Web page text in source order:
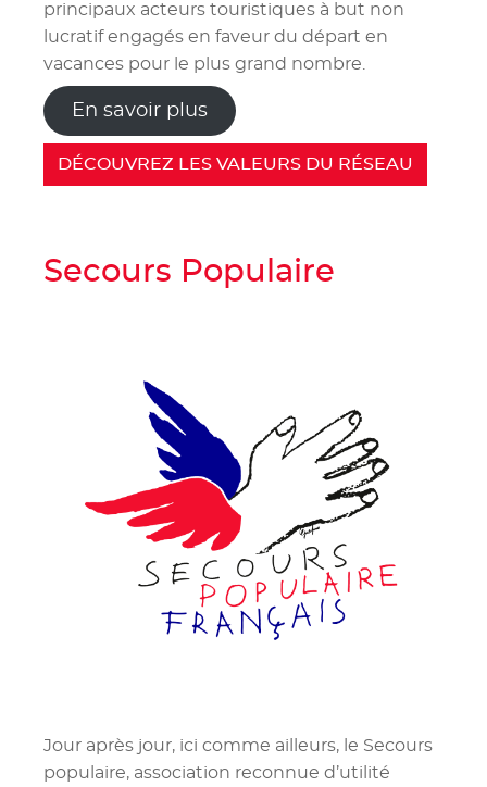
principaux acteurs touristiques à but non
lucratif engagés en faveur du départ en
vacances pour le plus grand nombre.
En savoir plus
DÉCOUVREZ LES VALEURS DU RÉSEAU
Secours Populaire
Jour après jour, ici comme ailleurs, le Secours
populaire, association reconnue d’utilité